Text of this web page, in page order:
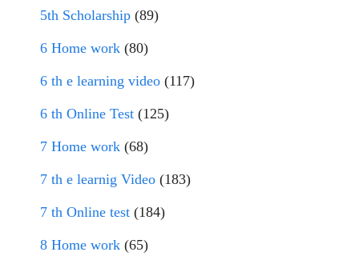
5th Scholarship (89)
6 Home work (80)
6 th e learning video (117)
6 th Online Test (125)
7 Home work (68)
7 th e learnig Video (183)
7 th Online test (184)
8 Home work (65)